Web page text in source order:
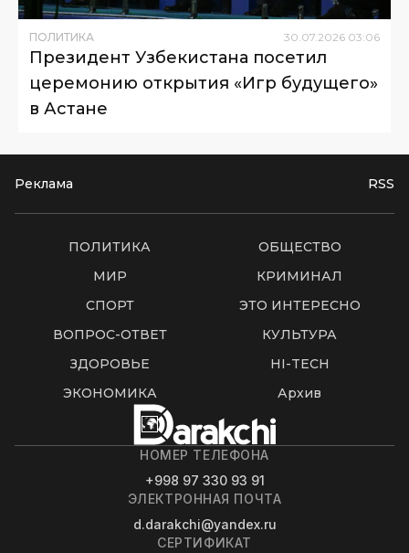
ПОЛИТИКА 30 07 2026 03:06
Президент Узбекистана посетил
церемонию открытия «Игр будущего»
в Астане
Реклама RSS
ПОЛИТИКА
ОБЩЕСТВО
МИР
КРИМИНАЛ
СПОРТ
ЭТО ИНТЕРЕСНО
ВОПРОС-ОТВЕТ
КУЛЬТУРА
ЗДОРОВЬЕ
HI-TECH
ЭКОНОМИКА
Архив
НОМЕР ТЕЛЕФОНА
+998 97 330 93 91
ЭЛЕКТРОННАЯ ПОЧТА
d.darakchi@yandex.ru
СЕРТИФИКАТ